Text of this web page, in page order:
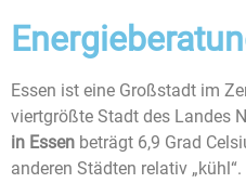
Essen ist eine Großstadt im
viertgrößte Stadt des Landes
in Essen beträgt 6,9 Grad
anderen Städten relativ